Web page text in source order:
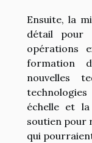
Ensuite, la
détail pour
opérations
formation
nouvelles
échelle et
soutien pour
qui